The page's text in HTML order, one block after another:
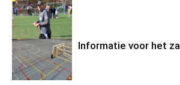
Informatie voor het